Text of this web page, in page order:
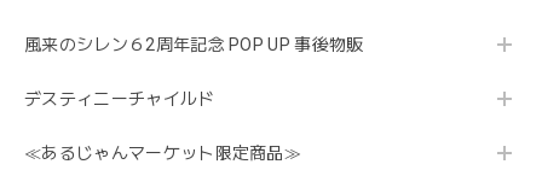
風来のシレン６2周年記念 POP UP 事後物販
デスティニーチャイルド
≪あるじゃんマーケット限定商品≫